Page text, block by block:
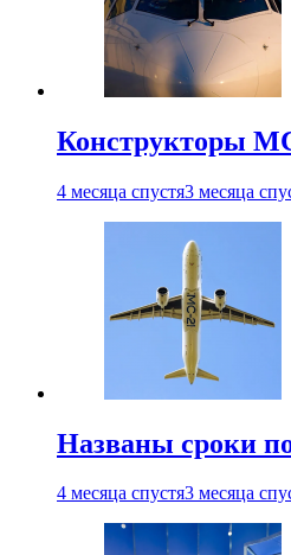
Конструкторы
4 месяца спустя3 месяца
Названы сроки
4 месяца спустя3 месяца